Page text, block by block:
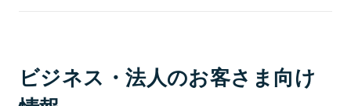
ビジネス・法人のお客さま向け